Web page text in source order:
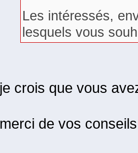
Les intéressés,
lesquels vous
je crois que vous
merci de vos